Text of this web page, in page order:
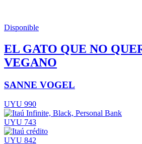
Disponible
EL GATO QUE NO
VEGANO
SANNE VOGEL
UYU 990
UYU 743
UYU 842